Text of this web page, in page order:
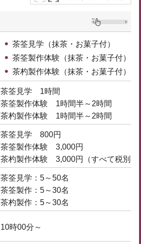
茶筌見学（抹茶・お菓子付）
茶筌製作体験（抹茶・お菓子付）
茶杓製作体験（抹茶・お菓子付）
茶筌見学 1時間
茶筌製作体験 1時間半～2時間
茶杓製作体験 1時間半～2時間
茶筌見学 800円
茶筌製作体験 3,000円
茶杓製作体験 3,000円（すべて税別）
茶筌見学：5～50名
茶筌製作：5～30名
茶杓製作：5～30名
10時00分～